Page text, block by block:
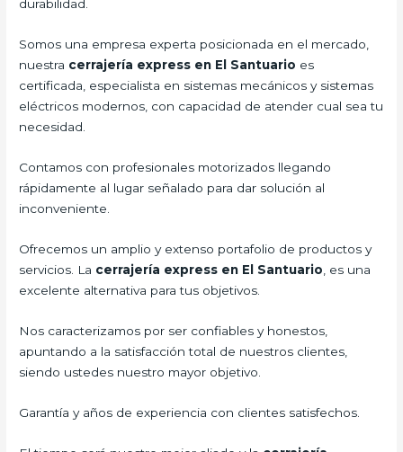
durabilidad.
Somos una empresa experta posicionada en el mercado,
nuestra cerrajería express en El Santuario es
certificada, especialista en sistemas mecánicos y sistemas
eléctricos modernos, con capacidad de atender cual sea tu
necesidad.
Contamos con profesionales motorizados llegando
rápidamente al lugar señalado para dar solución al
inconveniente.
Ofrecemos un amplio y extenso portafolio de productos y
servicios. La cerrajería express en El Santuario , es una
excelente alternativa para tus objetivos.
Nos caracterizamos por ser confiables y honestos,
apuntando a la satisfacción total de nuestros clientes,
siendo ustedes nuestro mayor objetivo.
Garantía y años de experiencia con clientes satisfechos.